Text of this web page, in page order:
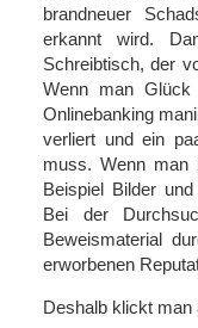
brandneuer
erkannt wird.
Schreibtisch, der
Wenn man Glück
Onlinebanking
verliert und ein
muss. Wenn man
Beispiel Bilder
Bei der
Beweismaterial
erworbenen
Deshalb klickt man